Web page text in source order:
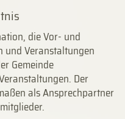
die Vor- und
und Veranstaltungen
Gemeinde
Der
als Ansprechpartner